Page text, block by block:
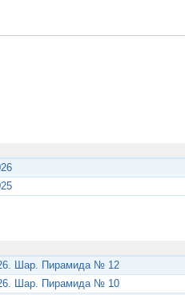
Шар. Пирамида № 12
Шар. Пирамида № 10